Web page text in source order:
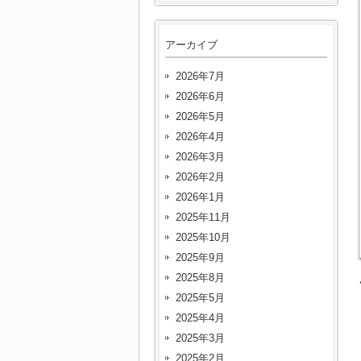
アーカイブ
2026年7月
2026年6月
2026年5月
2026年4月
2026年3月
2026年2月
2026年1月
2025年11月
2025年10月
2025年9月
2025年8月
2025年5月
2025年4月
2025年3月
2025年2月